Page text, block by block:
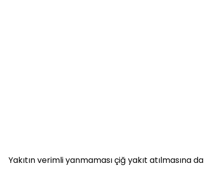
Yakıtın verimli yanmaması çiğ yakıt atılmasına